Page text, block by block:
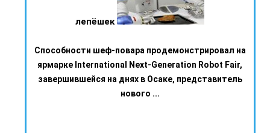
лепёшек
Способности шеф-повара продемонстрировал на
ярмарке International Next-Generation Robot Fair,
завершившейся на днях в Осаке, представитель
нового ...